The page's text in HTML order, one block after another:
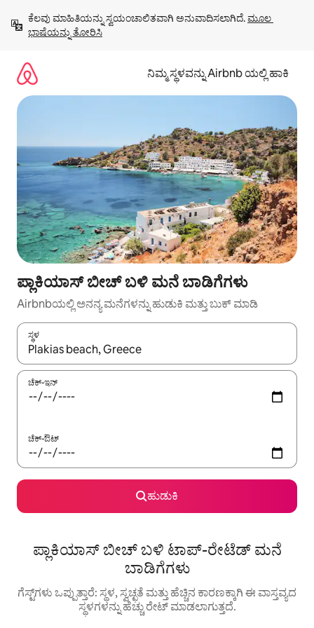
ಹೋಗಿ
ಕೆಲವು ಮಾಹಿತಿಯನ್ನು ಸ್ವಯಂಚಾಲಿತವಾಗಿ ಅನುವಾದಿಸಲಾಗಿದೆ. ಮೂಲ
ಭಾಷೆಯನ್ನು ತೋರಿಸಿ
ನಿಮ್ಮ ಸ್ಥಳವನ್ನು Airbnb ಯಲ್ಲಿ ಹಾಕಿ
ಪ್ಲಾಕಿಯಾಸ್ ಬೀಚ್ ಬಳಿ ಮನೆ ಬಾಡಿಗೆಗಳು
Airbnbಯಲ್ಲಿ ಅನನ್ಯ ಮನೆಗಳನ್ನು ಹುಡುಕಿ ಮತ್ತು ಬುಕ್ ಮಾಡಿ
ಸ್ಥಳ
ಫಲಿತಾಂಶಗಳು ಲಭ್ಯವಿರುವಾಗ, ಅಪ್ ಮತ್ತು ಡೌನ್ ಬಾಣದ ಕೀಲಿಗಳೊಂದಿಗೆ
ಚೆಕ್-ಇನ್
ಚೆಕ್-ಔಟ್
ಹುಡುಕಿ
ಪ್ಲಾಕಿಯಾಸ್ ಬೀಚ್ ಬಳಿ ಟಾಪ್-ರೇಟೆಡ್ ಮನೆ
ಬಾಡಿಗೆಗಳು
ಗೆಸ್ಟ್‌ಗಳು ಒಪ್ಪುತ್ತಾರೆ: ಸ್ಥಳ, ಸ್ವಚ್ಛತೆ ಮತ್ತು ಹೆಚ್ಚಿನ ಕಾರಣಕ್ಕಾಗಿ ಈ ವಾಸ್ತವ್ಯದ
ಸ್ಥಳಗಳನ್ನು ಹೆಚ್ಚು ರೇಟ್ ಮಾಡಲಾಗುತ್ತದೆ.